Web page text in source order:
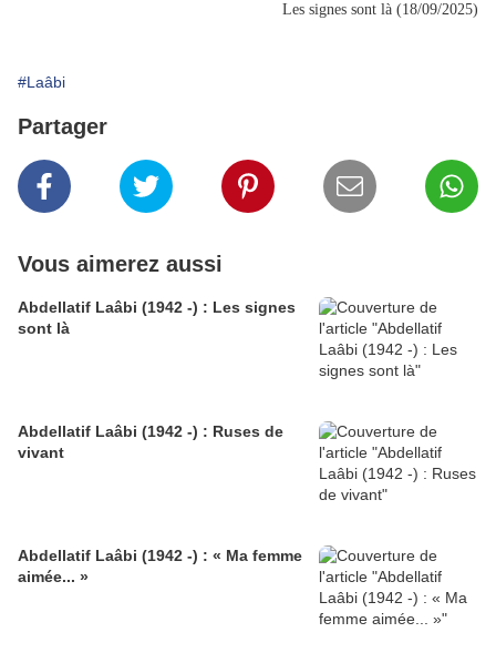
Les signes sont là (18/09/2025)
#Laâbi
Partager
Vous aimerez aussi
Abdellatif Laâbi (1942 -) : Les signes
sont là
Abdellatif Laâbi (1942 -) : Ruses de
vivant
Abdellatif Laâbi (1942 -) : « Ma femme
aimée... »